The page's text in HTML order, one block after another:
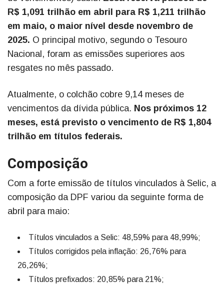
R$ 1,091 trilhão em abril para R$ 1,211 trilhão
em maio, o maior nível desde novembro de
2025. O principal motivo, segundo o Tesouro
Nacional, foram as emissões superiores aos
resgates no mês passado.
Atualmente, o colchão cobre 9,14 meses de
vencimentos da dívida pública. Nos próximos 12
meses, está previsto o vencimento de R$ 1,804
trilhão em títulos federais.
Composição
Com a forte emissão de títulos vinculados à Selic, a
composição da DPF variou da seguinte forma de
abril para maio:
Títulos vinculados a Selic: 48,59% para 48,99%;
Títulos corrigidos pela inflação: 26,76% para
26,26%;
Títulos prefixados: 20,85% para 21%;